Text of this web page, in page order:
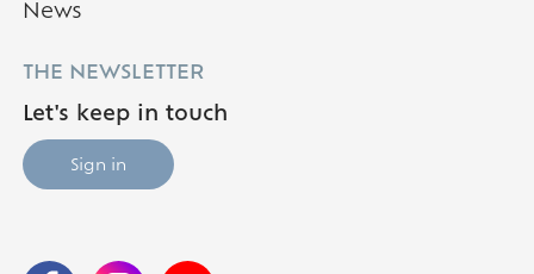
News(Pagina corrente)
THE NEWSLETTER
Let's keep in touch
Sign in